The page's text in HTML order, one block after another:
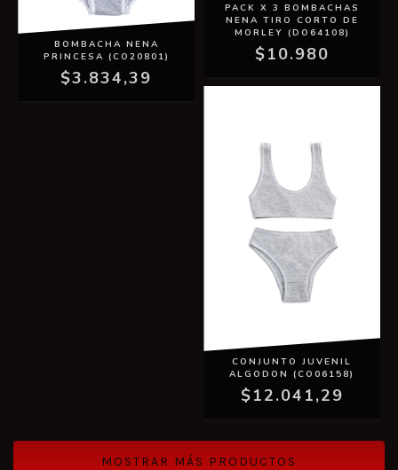
PACK X 3 BOMBACHAS
NENA TIRO CORTO DE
MORLEY (DO64108)
$10.980
BOMBACHA NENA
PRINCESA (CO20801)
$3.834,39
CONJUNTO JUVENIL
ALGODON (CO06158)
$12.041,29
MOSTRAR MÁS PRODUCTOS